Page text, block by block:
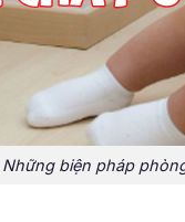
Những biện pháp